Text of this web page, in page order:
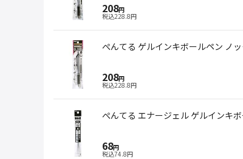
208円
税込228.8円
ぺんてる ゲルインキボールペン ノ
208円
税込228.8円
ぺんてる エナージェル ゲルインキ
68円
税込74.8円